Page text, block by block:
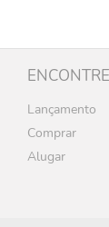
Lançamento
Comprar
Alugar